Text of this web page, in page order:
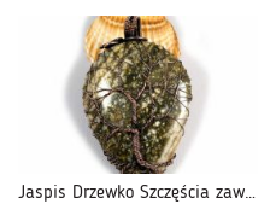
Jaspis Drzewko Szczęścia zawieszka z jaspisem